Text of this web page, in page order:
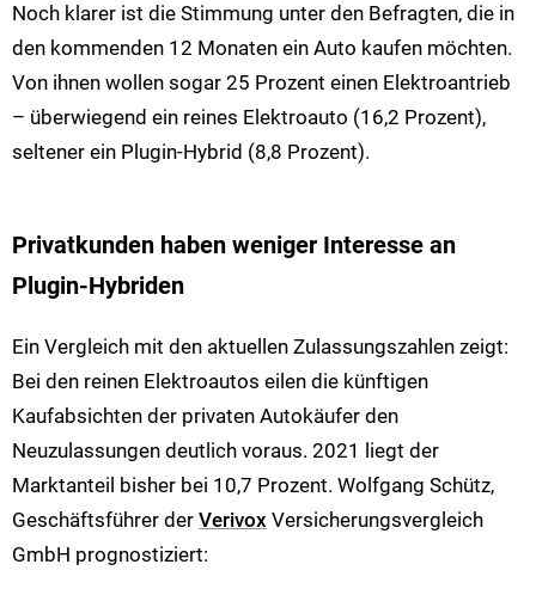
Noch klarer ist die Stimmung unter den Befragten, die in
den kommenden 12 Monaten ein Auto kaufen möchten.
Von ihnen wollen sogar 25 Prozent einen Elektroantrieb
– überwiegend ein reines Elektroauto (16,2 Prozent),
seltener ein Plugin-Hybrid (8,8 Prozent).
Privatkunden haben weniger Interesse an
Plugin-Hybriden
Ein Vergleich mit den aktuellen Zulassungszahlen zeigt:
Bei den reinen Elektroautos eilen die künftigen
Kaufabsichten der privaten Autokäufer den
Neuzulassungen deutlich voraus. 2021 liegt der
Marktanteil bisher bei 10,7 Prozent. Wolfgang Schütz,
Geschäftsführer der Verivox Versicherungsvergleich
GmbH prognostiziert: